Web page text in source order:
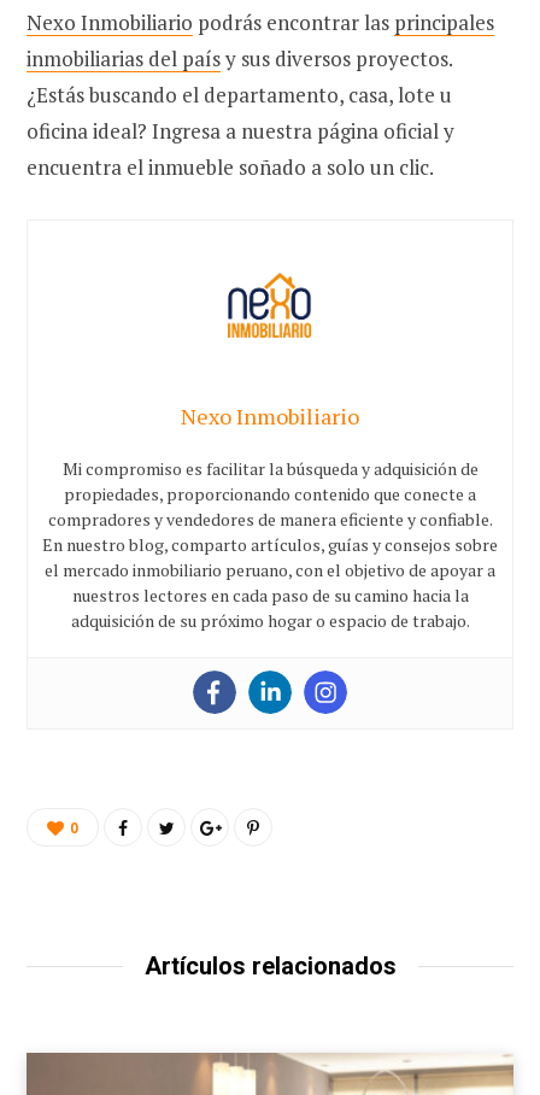
Nexo Inmobiliario podrás encontrar las principales
inmobiliarias del paísy sus diversos proyectos.
¿Estás buscando el departamento, casa, lote u
oficina ideal? Ingresa a nuestra página oficial y
encuentra el inmueble soñado a solo un clic.
Nexo Inmobiliario
Mi compromiso es facilitar la búsqueda y adquisición de
propiedades, proporcionando contenido que conecte a
compradores y vendedores de manera eficiente y confiable.
En nuestro blog, comparto artículos, guías y consejos sobre
el mercado inmobiliario peruano, con el objetivo de apoyar a
nuestros lectores en cada paso de su camino hacia la
adquisición de su próximo hogar o espacio de trabajo.
0
Artículos relacionados